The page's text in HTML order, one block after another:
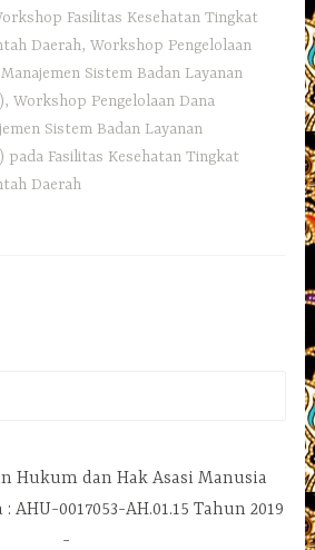
Fasilitas Kesehatan Tingkat
Daerah,Workshop Pengelolaan
Sistem Badan Layanan
,Workshop Pengelolaan Dana
Sistem Badan Layanan
pada Fasilitas Kesehatan Tingkat
Daerah
Hukum dan Hak Asasi Manusia
0017053-AH.01.15 Tahun 2019